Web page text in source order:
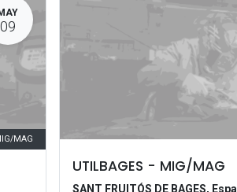
09
MAG
UTILBAGES - MIG/MAG
SANT FRUITÓS DE BAGES,